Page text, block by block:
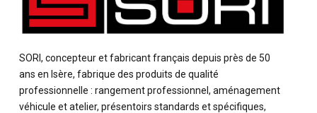
SORI, concepteur et fabricant français depuis près de 50
ans en Isère, fabrique des produits de qualité
professionnelle : rangement professionnel, aménagement
véhicule et atelier, présentoirs standards et spécifiques,